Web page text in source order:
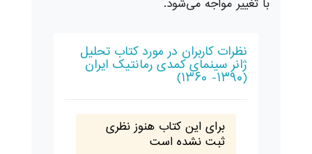
با تغییر مواجه می‌شود.
نظرات کاربران در مورد کتاب تحلیل
ژانر سینمای کمدی رمانتیک ایران
(۱۳۹۰- ۱۳۶۰)
برای این کتاب هنوز نظری
ثبت نشده است